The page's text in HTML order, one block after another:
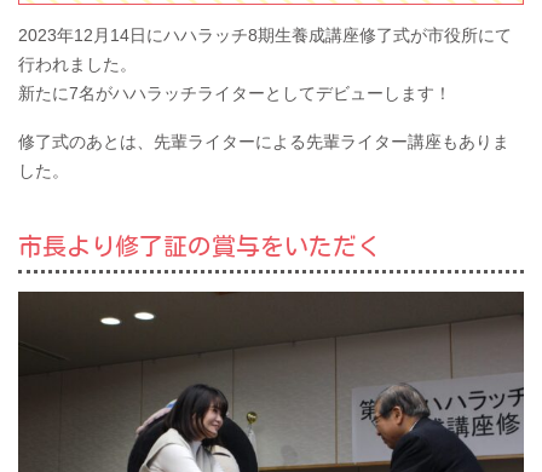
2023年12月14日にハハラッチ8期生養成講座修了式が市役所にて
行われました。
新たに7名がハハラッチライターとしてデビューします！
修了式のあとは、先輩ライターによる先輩ライター講座もありま
した。
市長より修了証の賞与をいただく